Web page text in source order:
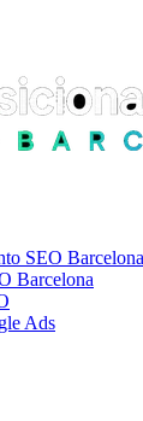
SEO Barcelona
Barcelona
Ads